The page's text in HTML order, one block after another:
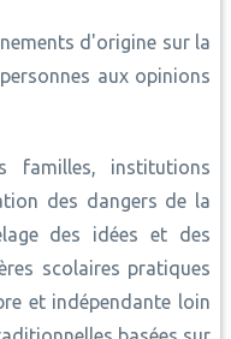
d'origine sur la
aux opinions
familles, institutions
des dangers de la
des idées et des
scolaires pratiques
et indépendante loin